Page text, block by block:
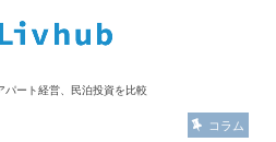
パート経営、民泊投資を比較
コラム